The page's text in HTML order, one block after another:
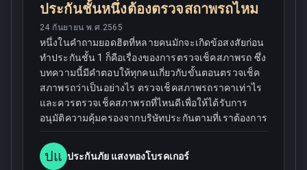
ประกันชั้นหนึ่งต้องตรวจสถาพรถไหม
24 กันยายน พ.ศ.2565
หนึ่งในคำถามยอดฮิตที่หลายคนมักจะเกิดข้อสงสัยก่อน
ทำประกันชั้น 1 ก็คือเรื่องของการตรวจเช็คสภาพรถ ซึ่ง
บทความนี้มีคำตอบให้ทุกคนเกี่ยวกับขั้นตอนตรวจเช็ค
สภาพรถว่าเป็นอย่างไร ตรวจเช็คสภาพรถราคาเท่าไร
และควรตรวจเช็คสภาพรถที่ไหนดีเพื่อให้ได้รับการ
อนุมัติความคุ้มครองจากบริษัทประกันตามที่เราต้องการ
ปแ ประกันภัย แสงทองโบรคเกอร์